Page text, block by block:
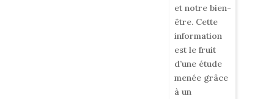
et notre bien-
être. Cette
information
est le fruit
d’une étude
menée grâce
à un